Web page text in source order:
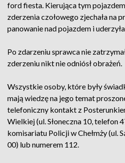
ford fiesta. Kierująca tym
zderzenia czołowego zjechała na
panowanie nad pojazdem i
Po zdarzeniu sprawca nie
zderzeniu nikt nie odniósł obrażeń.
Wszystkie osoby, które były
mają wiedzę na jego temat
telefoniczny kontakt z
Wielkiej (ul. Słoneczna 10, telefon
komisariatu Policji w Chełmży (ul.
00) lub numerem 112.